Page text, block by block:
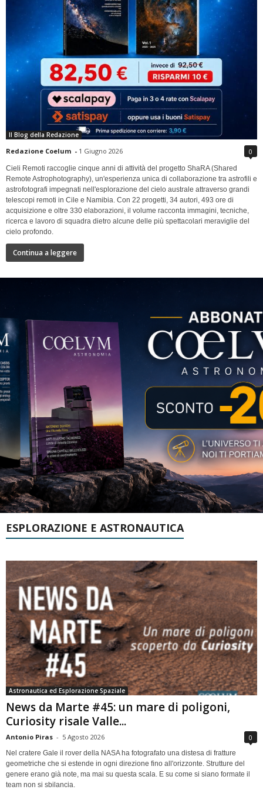
Il Blog della Redazione
Redazione Coelum - 1 Giugno 2026 0
Cieli Remoti raccoglie cinque anni di attività del progetto ShaRA (Shared
Remote Astrophotography), un'esperienza unica di collaborazione tra astrofili e
astrofotografi impegnati nell'esplorazione del cielo australe attraverso grandi
telescopi remoti in Cile e Namibia. Con 22 progetti, 34 autori, 493 ore di
acquisizione e oltre 330 elaborazioni, il volume racconta immagini, tecniche,
ricerca e lavoro di squadra dietro alcune delle più spettacolari meraviglie del
cielo profondo.
Continua a leggere
ESPLORAZIONE E ASTRONAUTICA
Astronautica ed Esplorazione Spaziale
News da Marte #45: un mare di poligoni,
Curiosity risale Valle...
Antonio Piras - 5 Agosto 2026 0
Nel cratere Gale il rover della NASA ha fotografato una distesa di fratture
geometriche che si estende in ogni direzione fino all'orizzonte. Strutture del
genere erano già note, ma mai su questa scala. E su come si siano formate il
team non si sbilancia.